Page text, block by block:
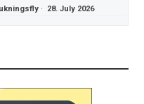
· 28. July 2026